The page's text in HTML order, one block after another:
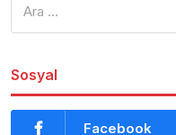
Sosyal
Facebook